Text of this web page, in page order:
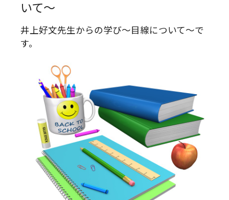
いて～
井上好文先生からの学び～目線について～で
す。